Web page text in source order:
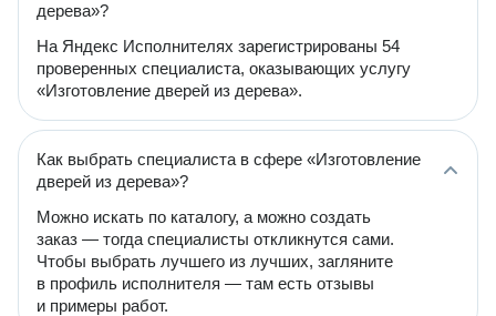
дерева»?
На Яндекс Исполнителях зарегистрированы 54
проверенных специалиста, оказывающих услугу
«Изготовление дверей из дерева».
Как выбрать специалиста в сфере «Изготовление
дверей из дерева»?
Можно искать по каталогу, а можно создать
заказ — тогда специалисты откликнутся сами.
Чтобы выбрать лучшего из лучших, загляните
в профиль исполнителя — там есть отзывы
и примеры работ.